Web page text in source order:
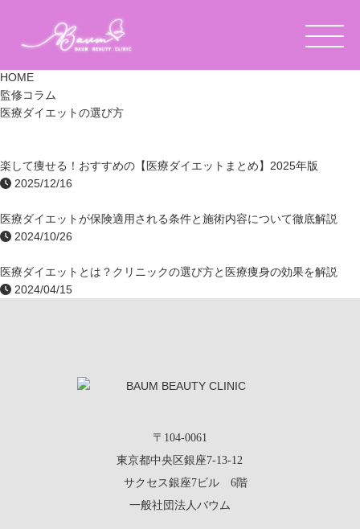
HOME
監修コラム
医療ダイエットの選び方
楽して痩せる！おすすめの【医療ダイエットまとめ】2025年版
2025/12/16
医療ダイエットが保険適用される条件と施術内容について徹底解説
2024/10/26
医療ダイエットとは？クリニックの選び方と医療痩身の効果を解説
2024/04/15
〒104-0061
東京都中央区銀座7-13-12
サクセス銀座7ビル 6階
一般社団法人バウム